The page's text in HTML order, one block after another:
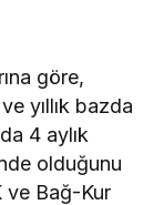
göre,
yıllık bazda
4 aylık
olduğunu
ve Bağ-Kur